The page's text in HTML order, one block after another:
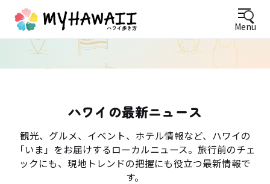
Menu
ハワイの最新ニュース
観光、グルメ、イベント、ホテル情報など、ハワイの
「いま」をお届けするローカルニュース。旅行前のチェ
ックにも、現地トレンドの把握にも役立つ最新情報で
す。